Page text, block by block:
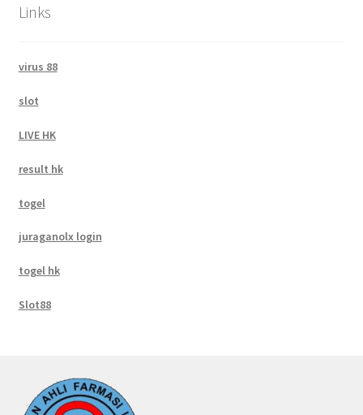
Links
virus 88
slot
LIVE HK
result hk
togel
juraganolx login
togel hk
Slot88